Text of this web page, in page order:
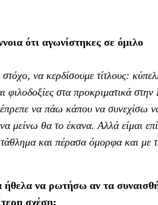
ότι αγωνίστηκες σε όμιλο
να κερδίσουμε τίτλους:
στα προκριματικά
έπρεπε να πάω κάπου να συνεχίσω
μείνω θα το έκανα. Αλλά είμαι
και πέρασα όμορφα και με
ήθελα να ρωτήσω αν τα
σχέση;